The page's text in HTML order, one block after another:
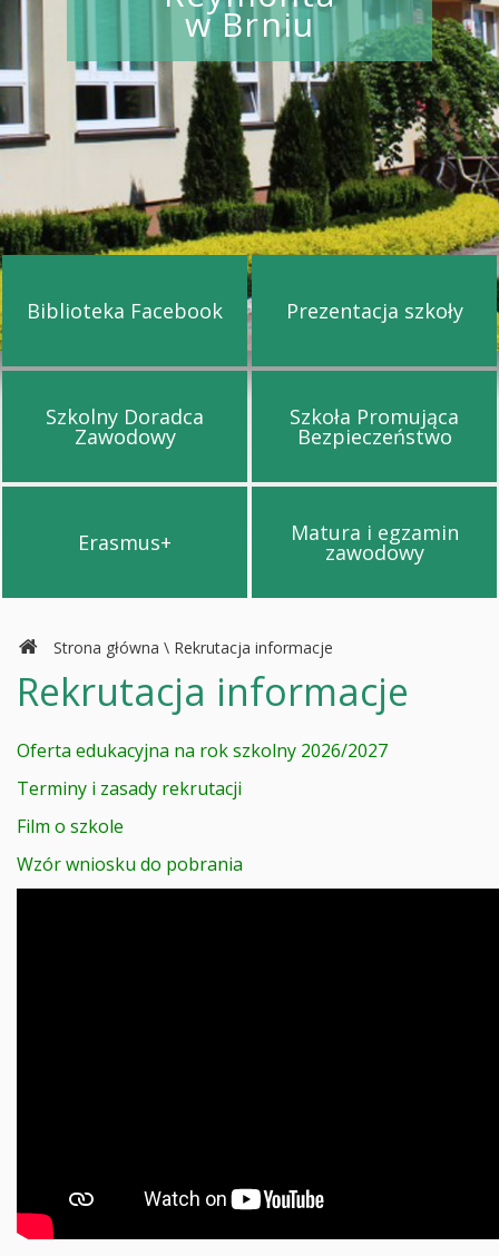
w Brniu
Przejdź na stronę Biblioteka Facebook
Biblioteka Facebook Przejdź na
Prezentacja szkoły
Przejdź na stronę Szkolny Doradca
Szkolny Doradca
Zawodowy Przejdź na
Szkoła Promująca
Bezpieczeństwo
Przejdź na stronę Erasmus+
Erasmus+ Przejdź na
Matura i egzamin
zawodowy
Strona główna \ Rekrutacja informacje
Rekrutacja informacje
Oferta edukacyjna na rok szkolny 2026/2027
Terminy i zasady rekrutacji
Film o szkole
Wzór wniosku do pobrania